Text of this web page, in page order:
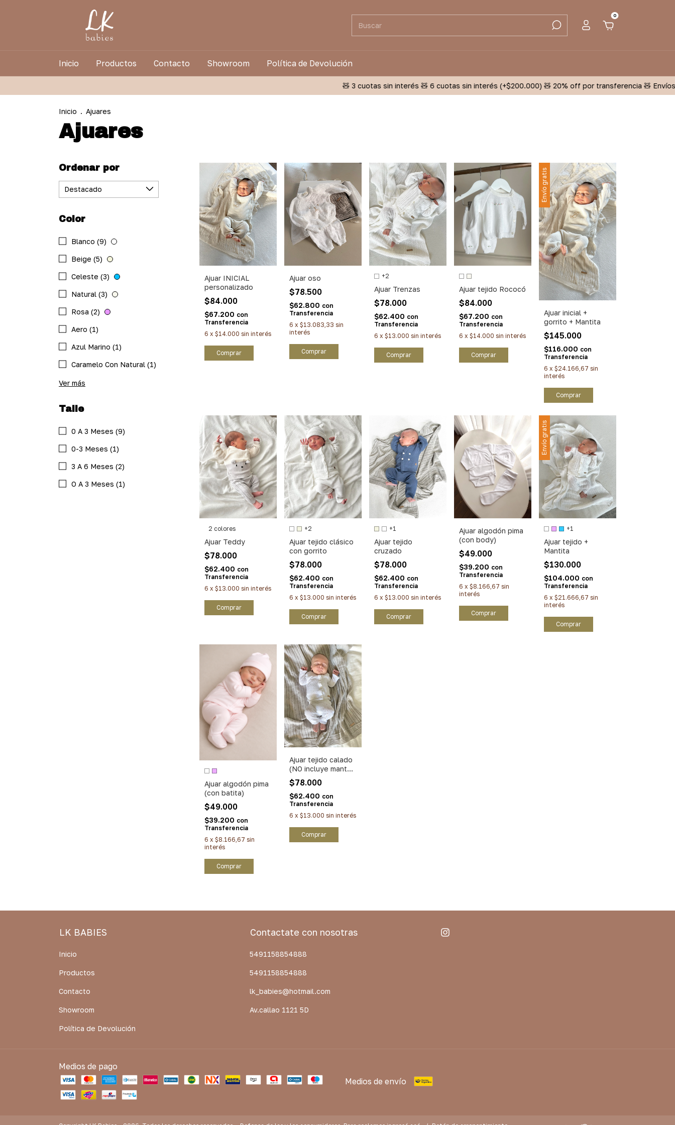
0
Inicio Productos Contacto Showroom Política de Devolución
🧸 3 cuotas sin interés 🧸 6 cuotas sin interés (+$200.000) 🧸 20% off por transferencia 🧸 Envíos
Inicio . Ajuares
Ajuares
Ordenar por
Color
Blanco (9)
Beige (5)
Celeste (3)
Natural (3)
Rosa (2)
Aero (1)
Azul Marino (1)
Caramelo Con Natural (1)
Ver más
Talle
0 A 3 Meses (9)
0-3 Meses (1)
3 A 6 Meses (2)
O A 3 Meses (1)
Ajuar INICIAL
personalizado
$84.000
$67.200 con
Transferencia
6 x $14.000 sin interés
Comprar
Ajuar oso
$78.500
$62.800 con
Transferencia
6 x $13.083,33 sin
interés
Comprar
+2
Ajuar Trenzas
$78.000
$62.400 con
Transferencia
6 x $13.000 sin interés
Comprar
Ajuar tejido Rococó
$84.000
$67.200 con
Transferencia
6 x $14.000 sin interés
Comprar
Envío gratis
Ajuar inicial +
gorrito + Mantita
$145.000
$116.000 con
Transferencia
6 x $24.166,67 sin
interés
Comprar
2 colores
Ajuar Teddy
$78.000
$62.400 con
Transferencia
6 x $13.000 sin interés
Comprar
+2
Ajuar tejido clásico
con gorrito
$78.000
$62.400 con
Transferencia
6 x $13.000 sin interés
Comprar
+1
Ajuar tejido
cruzado
$78.000
$62.400 con
Transferencia
6 x $13.000 sin interés
Comprar
Ajuar algodón pima
(con body)
$49.000
$39.200 con
Transferencia
6 x $8.166,67 sin
interés
Comprar
Envío gratis
+1
Ajuar tejido +
Mantita
$130.000
$104.000 con
Transferencia
6 x $21.666,67 sin
interés
Comprar
Ajuar algodón pima
(con batita)
$49.000
$39.200 con
Transferencia
6 x $8.166,67 sin
interés
Comprar
Ajuar tejido calado
(NO incluye manta
ni sonajero)
$78.000
$62.400 con
Transferencia
6 x $13.000 sin interés
Comprar
LK BABIES
Inicio
Productos
Contacto
Showroom
Política de Devolución
Contactate con nosotras
5491158854888
5491158854888
lk_babies@hotmail.com
Av.callao 1121 5D
Medios de pago
Medios de envío